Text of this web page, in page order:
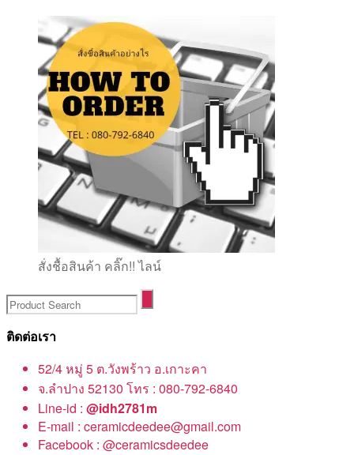
สั่งชื้อสินค้า คลิ๊ก!! ไลน์
ติดต่อเรา
52/4 หมู่ 5 ต.วังพร้าว อ.เกาะคา
จ.ลำปาง 52130 โทร : 080-792-6840
Line-id : @idh2781m
E-mail : ceramicdeedee@gmail.com
Facebook : @ceramicsdeedee